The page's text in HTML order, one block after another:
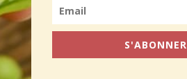
S'ABONNER